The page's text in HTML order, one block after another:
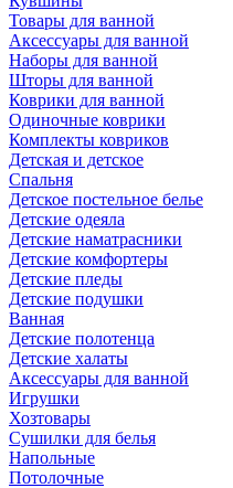
Товары для ванной
Аксессуары для ванной
Наборы для ванной
Шторы для ванной
Коврики для ванной
Одиночные коврики
Комплекты ковриков
Детская и детское
Спальня
Детское постельное белье
Детские одеяла
Детские наматрасники
Детские комфортеры
Детские пледы
Детские подушки
Ванная
Детские полотенца
Детские халаты
Аксессуары для ванной
Игрушки
Хозтовары
Сушилки для белья
Напольные
Потолочные